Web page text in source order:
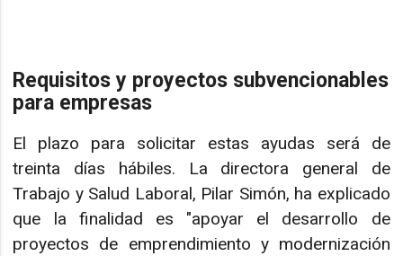
Requisitos y proyectos subvencionables
para empresas
El plazo para solicitar estas ayudas será de
treinta días hábiles. La directora general de
Trabajo y Salud Laboral, Pilar Simón, ha explicado
que la finalidad es "apoyar el desarrollo de
proyectos de emprendimiento y modernización